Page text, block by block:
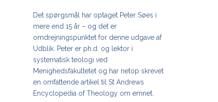
Det spørgsmål har optaget Peter Søes i
mere end 15 år – og det er
omdrejningspunktet for denne udgave af
Udblik. Peter er ph.d. og lektor i
systematisk teologi ved
Menighedsfakultetet og har netop skrevet
en omfattende artikel til St Andrews
Encyclopedia of Theology om emnet.